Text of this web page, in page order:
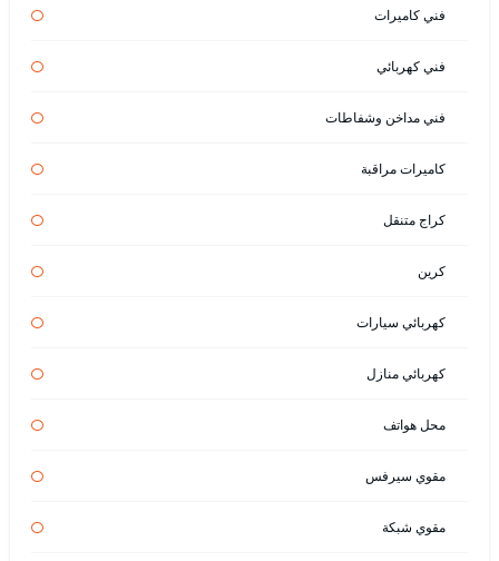
فني كاميرات
فني كهربائي
فني مداخن وشفاطات
كاميرات مراقبة
كراج متنقل
كرين
كهربائي سيارات
كهربائي منازل
محل هواتف
مقوي سيرفس
مقوي شبكة